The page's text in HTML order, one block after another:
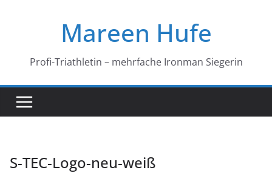
Mareen Hufe
Profi-Triathletin – mehrfache Ironman Siegerin
S-TEC-Logo-neu-weiß